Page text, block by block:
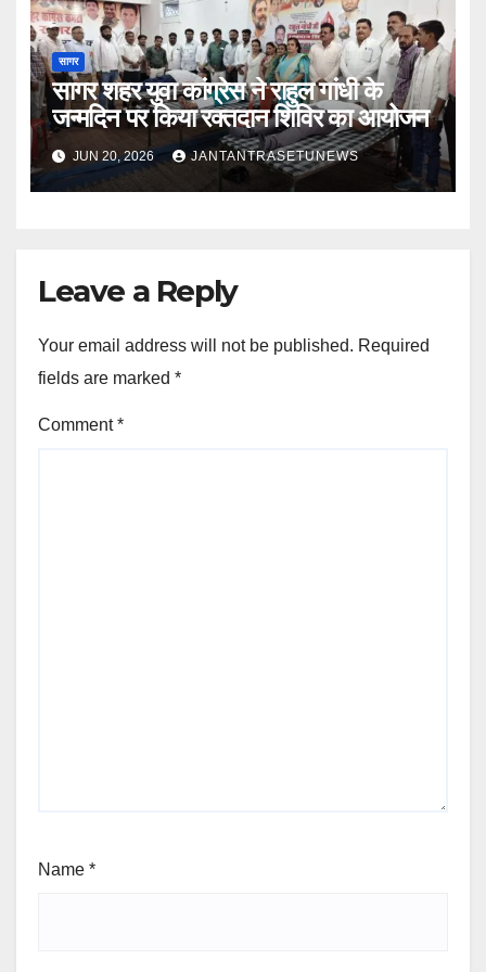
सागर
सागर शहर युवा कांग्रेस ने राहुल गांधी के
जन्मदिन पर किया रक्तदान शिविर का आयोजन
JUN 20, 2026 JANTANTRASETUNEWS
Leave a Reply
Your email address will not be published. Required
fields are marked *
Comment*
Name *